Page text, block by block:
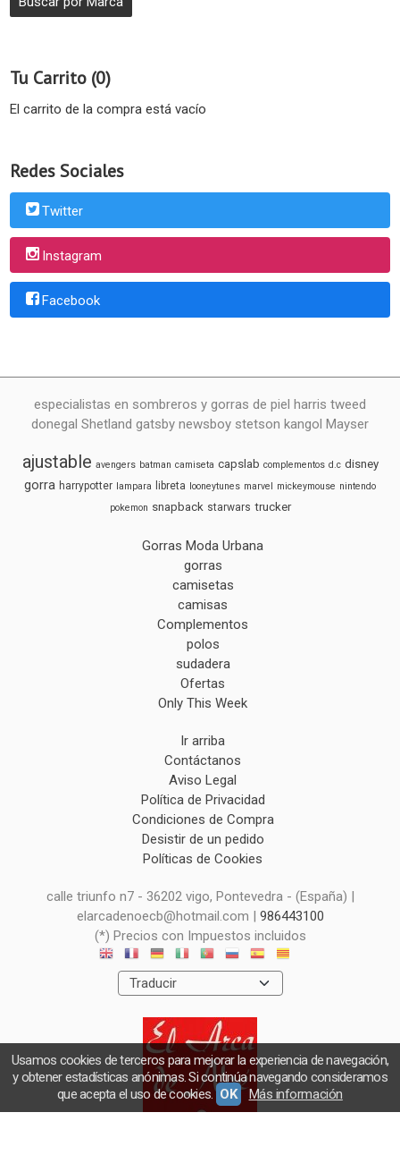
Tu Carrito (0)
El carrito de la compra está vacío
Redes Sociales
Twitter
Instagram
Facebook
especialistas en sombreros y gorras de piel harris tweed
donegal Shetland gatsby newsboy stetson kangol Mayser
ajustable avengers batman camiseta capslab complementos d.c disney
gorra harrypotter lampara libreta looneytunes marvel mickeymouse nintendo
pokemon snapback starwars trucker
Gorras Moda Urbana
gorras
camisetas
camisas
Complementos
polos
sudadera
Ofertas
Only This Week
Ir arriba
Contáctanos
Aviso Legal
Política de Privacidad
Condiciones de Compra
Desistir de un pedido
Políticas de Cookies
calle triunfo n7 - 36202 vigo, Pontevedra - (España) |
elarcadenoecb@hotmail.com | 986443100
(*) Precios con Impuestos incluidos
Usamos cookies de terceros para mejorar la experiencia de navegación,
y obtener estadísticas anónimas. Si continúa navegando consideramos
que acepta el uso de cookies. OK Más información